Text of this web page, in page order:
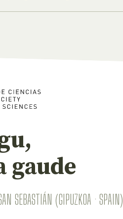
gaude
SEBASTIÁN (GIPUZKOA · SPAIN)